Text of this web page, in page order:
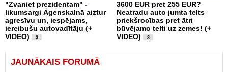
"Zvaniet prezidentam" -
likumsargi Āgenskalnā aiztur
agresīvu un, iespējams,
iereibušu autovadītāju (+
VIDEO)
3
3600 EUR pret 255 EUR?
Neatradu auto jumta telts
priekšrocības pret ātri
būvējamo telti uz zemes! (+
VIDEO)
8
JAUNĀKAIS FORUMĀ